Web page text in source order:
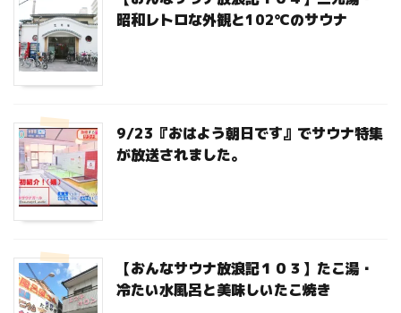
昭和レトロな外観と102℃のサウナ
9/23『おはよう朝日です』でサウナ特集
が放送されました。
【おんなサウナ放浪記１０３】たこ湯・
冷たい水風呂と美味しいたこ焼き